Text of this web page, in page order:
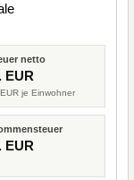
netto
EUR
je Einwohner
EUR